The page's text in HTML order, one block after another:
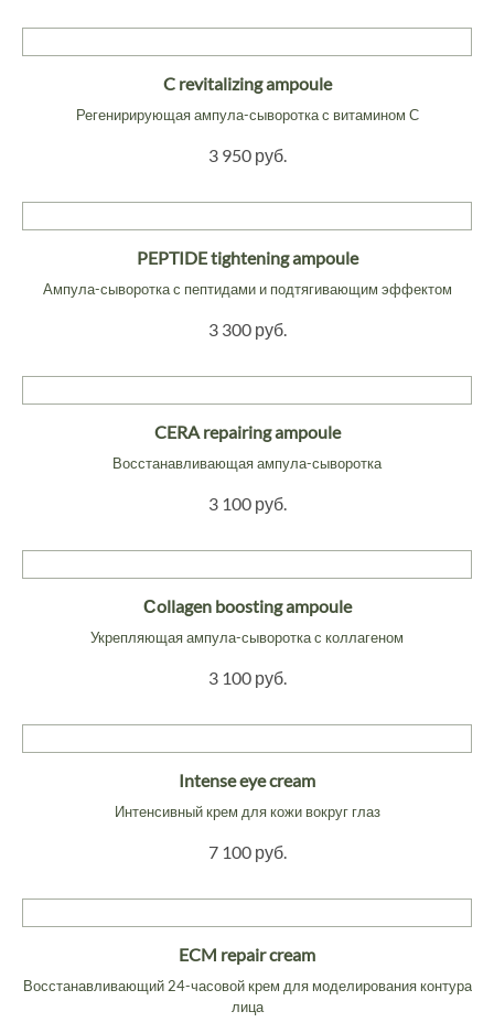
C revitalizing ampoule
Регенирирующая ампула-сыворотка с витамином С
3 950 руб.
PEPTIDE tightening ampoule
Ампула-сыворотка с пептидами и подтягивающим эффектом
3 300 руб.
CERA repairing ampoule
Восстанавливающая ампула-сыворотка
3 100 руб.
Сollagen boosting ampoule
Укрепляющая ампула-сыворотка с коллагеном
3 100 руб.
Intense eye cream
Интенсивный крем для кожи вокруг глаз
7 100 руб.
ECM repair cream
Восстанавливающий 24-часовой крем для моделирования контура
лица